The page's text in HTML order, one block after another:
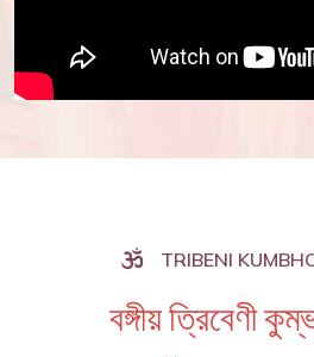
TRIBENI
বঙ্গীয় ত্রিবেণী